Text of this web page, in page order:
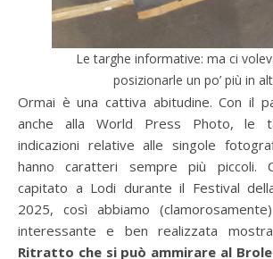
Le targhe informative: ma ci
posizionarle un po’ più in
Ormai è una cattiva abitudine. Con il passare degli anni,
anche alla World Press Photo, le
indicazioni relative alle singole
hanno caratteri sempre più piccoli.
capitato a Lodi durante il Festival
2025, così abbiamo
interessante e ben realizzata
Ritratto che si può ammirare al